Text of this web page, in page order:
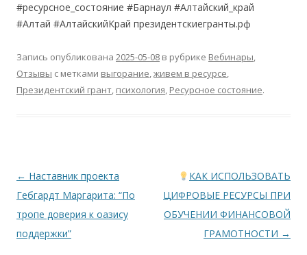
#ресурсное_состояние #Барнаул #Алтайский_край
#Алтай #АлтайскийКрай президентскиегранты.рф
Запись опубликована 2025-05-08 в рубрике Вебинары,
Отзывы с метками выгорание,живем в ресурсе,
Президентский грант, психология, Ресурсное состояние.
Навигация
по
записям
← Наставник проекта
Гебгардт Маргарита: “По
тропе доверия к оазису
поддержки”
КАК ИСПОЛЬЗОВАТЬ
ЦИФРОВЫЕ РЕСУРСЫ ПРИ
ОБУЧЕНИИ ФИНАНСОВОЙ
ГРАМОТНОСТИ →